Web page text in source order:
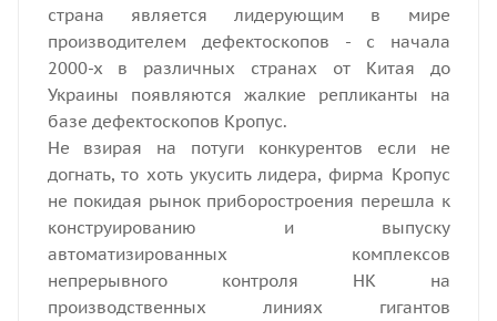
страна является лидерующим в мире
производителем дефектоскопов - с начала
2000-х в различных странах от Китая до
Украины появляются жалкие репликанты на
базе дефектоскопов Кропус.
Не взирая на потуги конкурентов если не
догнать, то хоть укусить лидера, фирма Кропус
не покидая рынок приборостроения перешла к
конструированию и выпуску
автоматизированных комплексов
непрерывного контроля НК на
производственных линиях гигантов